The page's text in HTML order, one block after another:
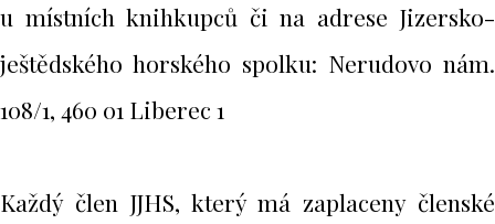
u místních knihkupců či na adrese Jizersko-
ještědského horského spolku: Nerudovo nám.
108/1, 460 01 Liberec 1
Každý člen JJHS, který má zaplaceny členské